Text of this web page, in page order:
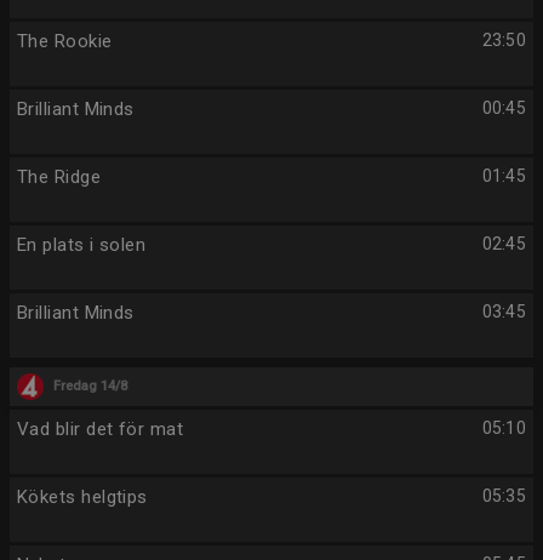
23:50
The Rookie
00:45
Brilliant Minds
01:45
The Ridge
02:45
En plats i solen
03:45
Brilliant Minds
Fredag 14/8
05:10
Vad blir det för mat
05:35
Kökets helgtips